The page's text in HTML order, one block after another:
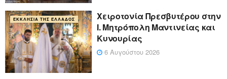
ΕΚΚΛΗΣΊΑ ΤΗΣ ΕΛΛΆΔΟΣ
Xειροτονία Πρεσβυτέρου στην
Ι. Μητρόπολη Μαντινείας και
Κυνουρίας
6 Αυγούστου 2026